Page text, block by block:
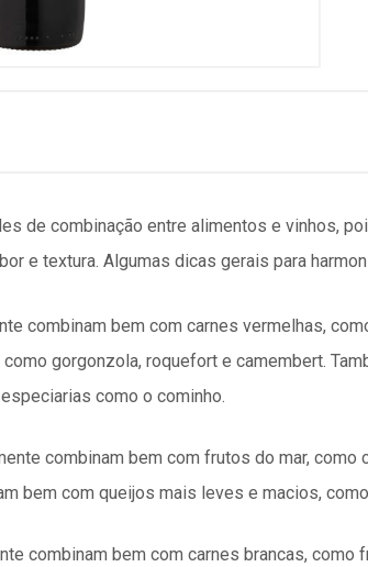
de combinação entre alimentos e vinhos,
e textura. Algumas dicas gerais para
combinam bem com carnes vermelhas,
gorgonzola, roquefort e camembert.
como o cominho.
combinam bem com frutos do mar,
bem com queijos mais leves e macios,
combinam bem com carnes brancas,